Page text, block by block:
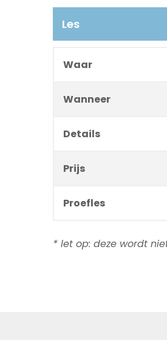
Les
Waar
Wanneer
Details
Prijs
Proefles
* let op: deze wordt